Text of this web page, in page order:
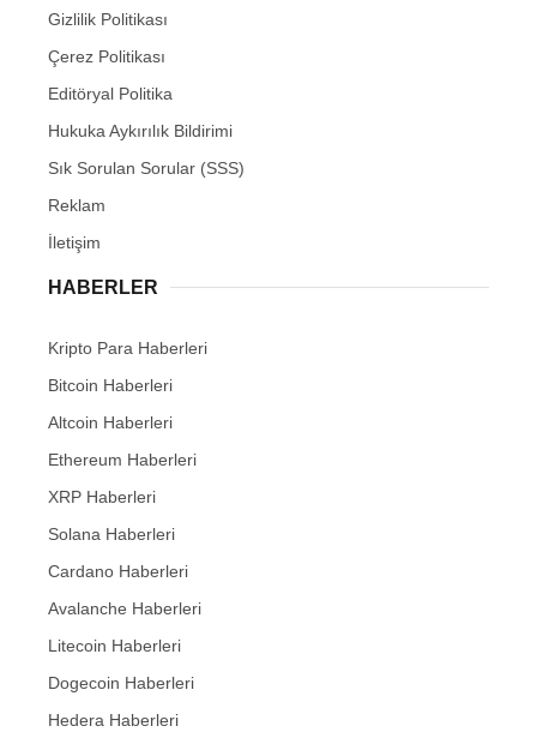
Gizlilik Politikası
Çerez Politikası
Editöryal Politika
Hukuka Aykırılık Bildirimi
Sık Sorulan Sorular (SSS)
Reklam
İletişim
HABERLER
Kripto Para Haberleri
Bitcoin Haberleri
Altcoin Haberleri
Ethereum Haberleri
XRP Haberleri
Solana Haberleri
Cardano Haberleri
Avalanche Haberleri
Litecoin Haberleri
Dogecoin Haberleri
Hedera Haberleri